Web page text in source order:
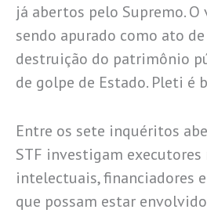
já abertos pelo Supremo.
sendo apurado como ato
destruição do patrimônio
de golpe de Estado. Pleti é
Entre os sete inquéritos
STF investigam
intelectuais, financiadores
que possam estar